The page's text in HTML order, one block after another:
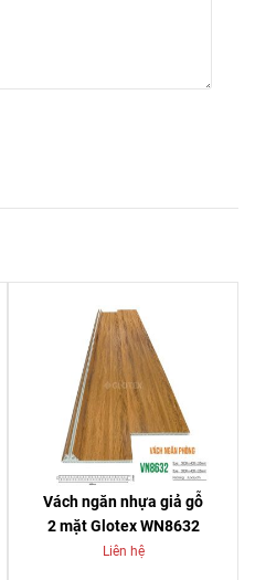
Vách ngăn nhựa giả gỗ
2 mặt Glotex WN8632
Liên hệ